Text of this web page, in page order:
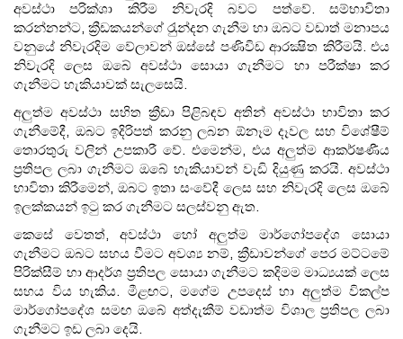
අවස්ථා පරික්ශා කිරීම නිවැරදි බවට පත්වේ. සම්භාවිතා
කරන්නන්ට, ක්‍රීඩකයන්ගේ රැුන්දන ගැනීම හා ඔබට වඩාත් මනාපය
වනුයේ නිවැරදිම වේලාවන් ඔස්සේ පණිවිඩ ආරක්‍ෂිත කිරීමයි. එය
නිවැරදි ලෙස ඔබේ අවස්ථා සොයා ගැනීමට හා පරීක්ෂා කර
ගැනීමට හැකියාවක් සැලසෙයි.
අලුත්ම අවස්ථා සහිත ක්‍රීඩා පිළිබඳව අතින් අවස්ථා භාවිතා කර
ගැනීමේදී, ඔබට ඉදිරිපත් කරනු ලබන ඕනෑම දෑවල සහ විශේෂීම්
තොරතුරු වලින් උපකාරී වේ. එමෙන්ම, එය අලුත්ම ආකර්ෂණීය
ප්‍රතිපල ලබා ගැනීමට ඔබේ හැකියාවන් වැඩි දියුණු කරයි. අවස්ථා
භාවිතා කිරීමෙන්, ඔබට ඉතා සංවේදී ලෙස සහ නිවැරදි ලෙස ඔබේ
ඉලක්කයන් ඉටු කර ගැනීමට සලස්වනු ඇත.
කෙසේ වෙතත්, අවස්ථා හෝ අලුත්ම මාර්ගෝපදේශ සොයා
ගැනීමට ඔබට සහය වීමට අවශ්‍ය නම්, ක්‍රීඩාවන්ගේ පෙර මට්ටමේ
පිරික්සීම් හා ආදර්ශ ප්‍රතිපල සොයා ගැනීමට කදිමම මාධ්‍යයක් ලෙස
සහය විය හැකිය. මීළඟට, මගේම උපදෙස් හා අලුත්ම විකල්ප
මාර්ගෝපදේශ සමඟ ඔබේ අත්දැකීම් වඩාත්ම විශාල ප්‍රතිපල ලබා
ගැනීමට ඉඩ ලබා දෙයි.